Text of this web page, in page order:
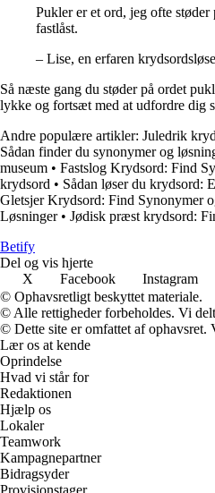
Pukler er et ord, jeg ofte
fastlåst.
– Lise, en erfaren
Så næste gang du støder på ordet
lykke og fortsæt med at udfordre dig
Andre populære artikler: Juledrik
Sådan finder du synonymer og
museum • Fastslog Krydsord: Find
krydsord • Sådan løser du krydsord:
Gletsjer Krydsord: Find Synonymer
Løsninger• Jødisk præst krydsord:
Betify
Del og vis hjerte
X
Facebook Instagram
© Ophavsretligt beskyttet materiale.
© Alle rettigheder forbeholdes. Vi
© Dette site er omfattet af ophavsret.
Lær os at kende
Oprindelse
Hvad vi står for
Redaktionen
Hjælp os
Lokaler
Teamwork
Kampagnepartner
Bidragsyder
Provisionstager